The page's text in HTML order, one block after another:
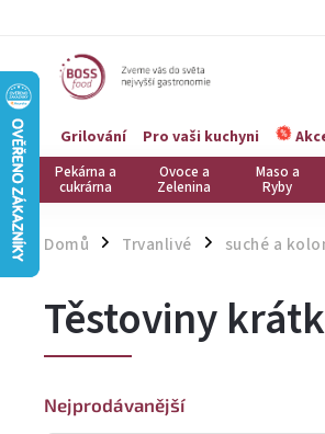
Grilování Pro vaši kuchyni
Pekárna a
cukrárna
Ovoce a
Zelenina
Maso a
Ryby
Domů / Trvanlivé / suché a
Těstoviny
Nejprodávanější